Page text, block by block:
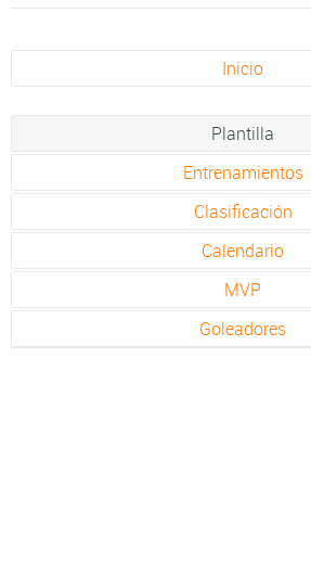
Inicio
Plantilla
Entrenamientos
Clasificación
Calendario
MVP
Goleadores